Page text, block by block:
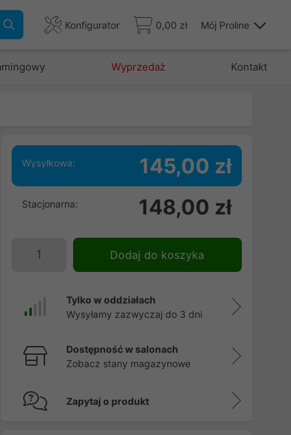
Konfigurator 0,00 zł Mój Proline
Wyprzedaż Kontakt
Wysyłkowa: 145,00 zł
Stacjonarna: 148,00 zł
Dodaj do koszyka
Tylko w oddziałach
Wysyłamy zazwyczaj do 3 dni
Dostępność w salonach
Zobacz stany magazynowe
Zapytaj o produkt